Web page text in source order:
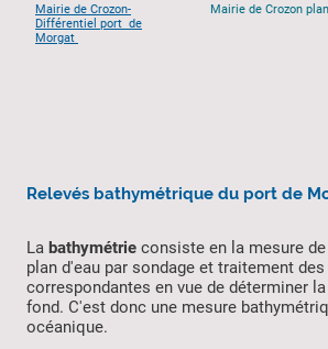
Mairie de Crozon-
Différentiel port de
Morgat
Mairie de Crozon
Relevés bathymétrique du port de
La bathymétrie consiste en la mesure
plan d'eau par sondage et traitement
correspondantes en vue de déterminer
fond. C'est donc une mesure
océanique.